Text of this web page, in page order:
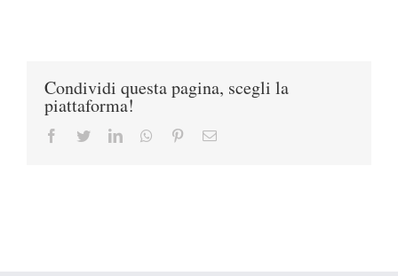
Condividi questa pagina, scegli la
piattaforma!
Facebook
TwitterLinkedInWhatsappPinterestEmail